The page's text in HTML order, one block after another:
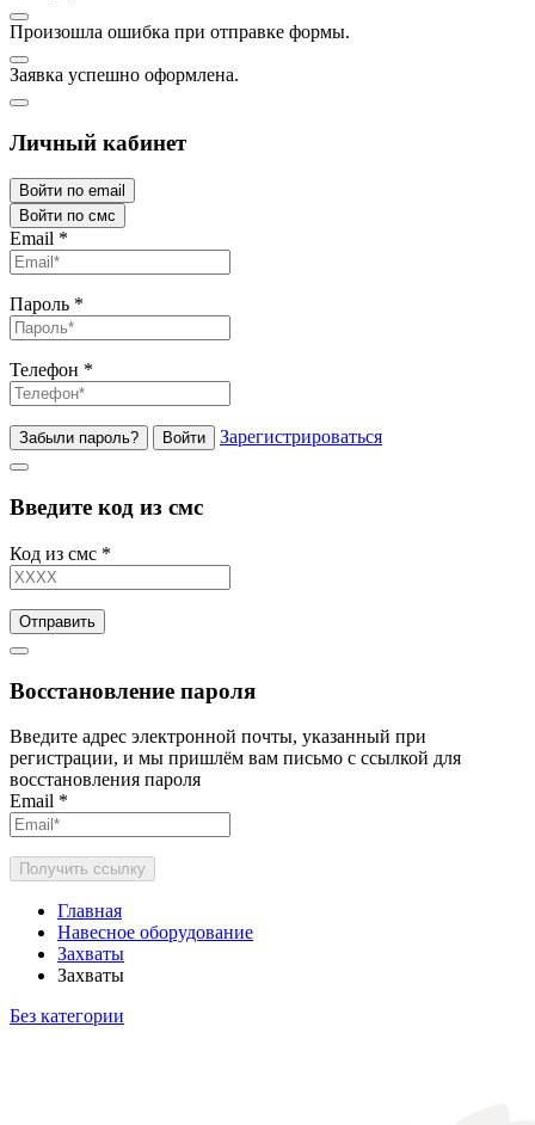
Произошла ошибка при отправке формы.
Заявка успешно оформлена.
Личный кабинет
Войти по email
Войти по смс
Email *
Пароль *
Телефон *
Забыли пароль? Войти Зарегистрироваться
Введите код из смс
Код из смс *
Отправить
Восстановление пароля
Введите адрес электронной почты, указанный при
регистрации, и мы пришлём вам письмо с ссылкой для
восстановления пароля
Email *
Получить ссылку
Главная
Навесное оборудование
Захваты
Захваты
Без категории